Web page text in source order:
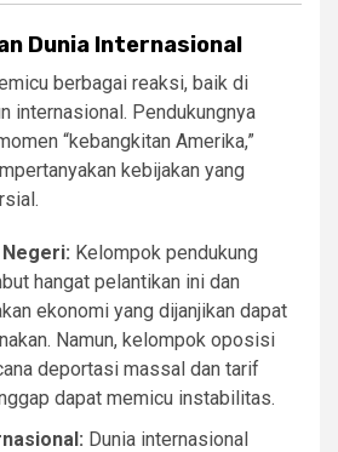
Dunia Internasional
berbagai reaksi, baik di
internasional. Pendukungnya
“kebangkitan Amerika,”
kebijakan yang
Kelompok pendukung
hangat pelantikan ini dan
ekonomi yang dijanjikan dapat
Namun, kelompok oposisi
deportasi massal dan tarif
dapat memicu instabilitas.
Dunia internasional